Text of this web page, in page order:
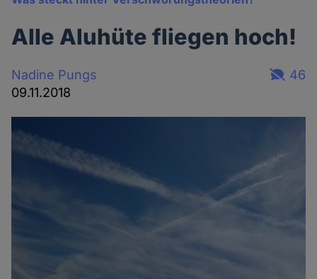
Alle Aluhüte fliegen hoch!
Nadine Pungs
09.11.2018
46